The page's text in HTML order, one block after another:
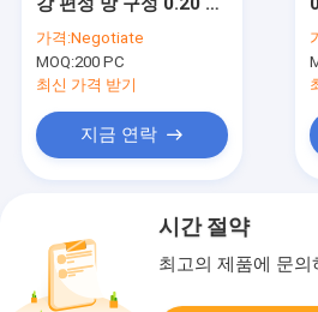
가격:Negotiate
MOQ:200 PC
최신 가격 받기
지금 연락
시간 절약
최고의 제품에 문의